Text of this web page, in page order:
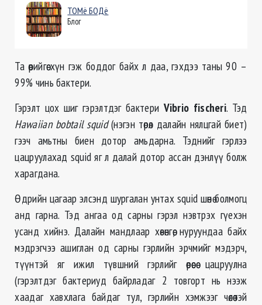
ТОМё БОДё
Блог
Та өөрийгөө хүн гэж боддог байх л даа, гэхдээ таны 90 –
99% чинь бактери.
Гэрэлт цох шиг гэрэлтдэг бактери Vibrio fischeri. Тэд
Hawaiian bobtail squid(нэгэн төрөл далайн нялцгай биет)
гээч амьтны биен дотор амьдарна. Тэднийг гэрлээ
цацруулахад squid яг л далай дотор ассан дэнлүү болж
харагдана.
Өдрийн цагаар элсэнд шургалан унтах squid шөнө болмогц
анд гарна. Тэд ангаа од сарны гэрэл нэвтрэх гүехэн
усанд хийнэ. Далайн мандлаар хөвөнгөө, нуруундаа байх
мэдрэгчээ ашиглан од сарны гэрлийн эрчмийг мэдэрч,
түүнтэй яг ижил түвшний гэрлийг өөрөөсөө цацруулна
(гэрэлтдэг бактериуд байрладаг 2 товгорт нь нээж
хаадаг хавхлага байдаг тул, гэрлийн хэмжээг чөлөөтэй